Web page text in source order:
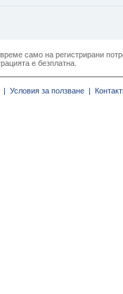
само на регистрирани
е безплатна.
| Условия за ползване |